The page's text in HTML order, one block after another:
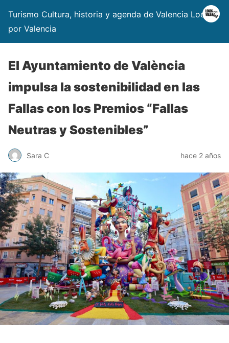
Turismo Cultura, historia y agenda de Valencia Locos
por Valencia
El Ayuntamiento de València
impulsa la sostenibilidad en las
Fallas con los Premios “Fallas
Neutras y Sostenibles”
Sara C hace 2 años